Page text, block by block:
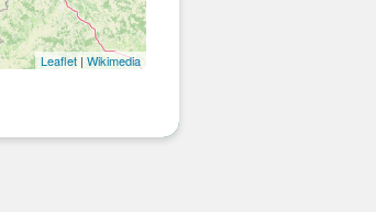
Leaflet | Wikimedia